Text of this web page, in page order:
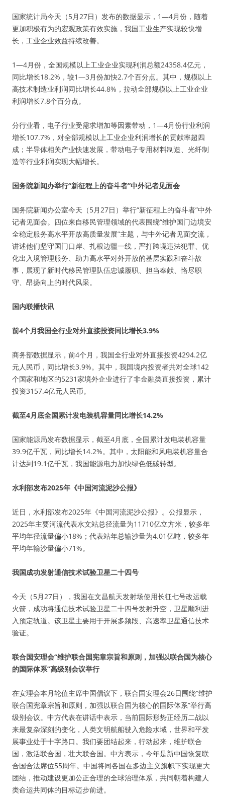
国家统计局今天（5月27日）发布的数据显示，1—4月份，随着
更加积极有为的宏观政策有效实施，我国工业生产实现较快增
长，工业企业效益持续改善。
1—4月份，全国规模以上工业企业实现利润总额24358.4亿元，
同比增长18.2%，较1—3月份加快2.7个百分点。其中，规模以上
高技术制造业利润同比增长44.8%，拉动全部规模以上工业企业
利润增长7.8个百分点。
分行业看，电子行业受需求增加等因素带动，1—4月份行业利润
增长107.7%，对全部规模以上工业企业利润增长的贡献率超四
成；半导体相关产业快速发展，带动电子专用材料制造、光纤制
造等行业利润实现大幅增长。
国务院新闻办举行“新征程上的奋斗者”中外记者见面会
国务院新闻办公室今天（5月27日）举行“新征程上的奋斗者”中外
记者见面会。四位来自移民管理领域的代表围绕“维护国门边境安
全稳定服务高水平开放高质量发展”主题，与中外记者见面交流，
讲述他们坚守国门口岸、扎根边疆一线，严打跨境违法犯罪、优
化出入境管理服务、助力高水平对外开放的基层实践和奋斗故
事，展现了新时代移民管理队伍忠诚履职、担当奉献、恪尽职
守、昂扬向上的时代风采。
国内联播快讯
前4个月我国全行业对外直接投资同比增长3.9%
商务部数据显示，前4个月，我国全行业对外直接投资4294.2亿
元人民币，同比增长3.9%。其中，我国境内投资者共对全球142
个国家和地区的5231家境外企业进行了非金融类直接投资，累计
投资3157.4亿元人民币。
截至4月底全国累计发电装机容量同比增长14.2%
国家能源局发布数据显示，截至4月底，全国累计发电装机容量
39.9亿千瓦，同比增长14.2%。其中，太阳能和风电装机容量合
计达到19.1亿千瓦，我国能源电力加快绿色低碳转型。
水利部发布2025年《中国河流泥沙公报》
近日，水利部发布2025年《中国河流泥沙公报》。公报显示，
2025年主要河流代表水文站总径流量为11710亿立方米，较多年
平均年径流量偏小18%；代表站年总输沙量为4.01亿吨，较多年
平均年输沙量偏小71%。
我国成功发射通信技术试验卫星二十四号
今天（5月27日），我国在文昌航天发射场使用长征七号改运载
火箭，成功将通信技术试验卫星二十四号发射升空，卫星顺利进
入预定轨道。该卫星主要用于开展多频段、高速率卫星通信技术
验证。
联合国安理会“维护联合国宪章宗旨和原则，加强以联合国为核心
的国际体系”高级别会议举行
在安理会本月轮值主席中国倡议下，联合国安理会26日围绕“维护
联合国宪章宗旨和原则，加强以联合国为核心的国际体系”举行高
级别会议。中方代表在讲话中表示，当前国际形势正经历二战以
来最复杂深刻的变化，人类文明航船驶入危险水域，世界和平发
展事业处于十字路口。我们要团结起来，行动起来，维护联合
国，激活联合国，壮大联合国。中方表示，今年是新中国恢复联
合国合法席位55周年。中国将同各国在多边主义旗帜下实现更大
团结，推动建设更加公正合理的全球治理体系，共同朝着构建人
类命运共同体的目标迈步前进。